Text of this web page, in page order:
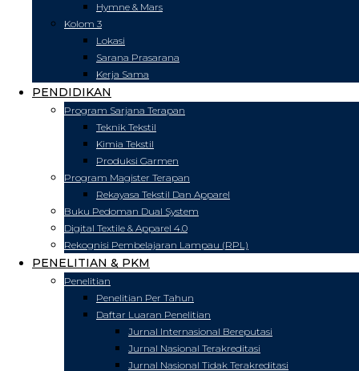
Hymne & Mars
Kolom 3
Lokasi
Sarana Prasarana
Kerja Sama
PENDIDIKAN
Program Sarjana Terapan
Teknik Tekstil
Kimia Tekstil
Produksi Garmen
Program Magister Terapan
Rekayasa Tekstil Dan Apparel
Buku Pedoman Dual System
Digital Textile & Apparel 4.0
Rekognisi Pembelajaran Lampau (RPL)
PENELITIAN & PKM
Penelitian
Penelitian Per Tahun
Daftar Luaran Penelitian
Jurnal Internasional Bereputasi
Jurnal Nasional Terakreditasi
Jurnal Nasional Tidak Terakreditasi